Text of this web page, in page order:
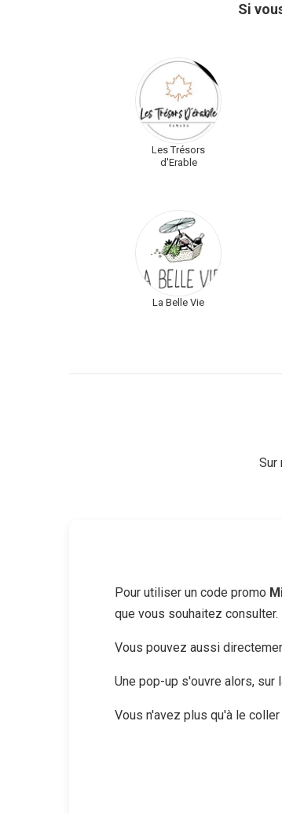
Si
Les Trésors
d'Erable
La Belle Vie
Sur
Pour utiliser un code promo
que vous souhaitez consulter.
Vous pouvez aussi
Une pop-up s'ouvre alors,
Vous n'avez plus qu'à le